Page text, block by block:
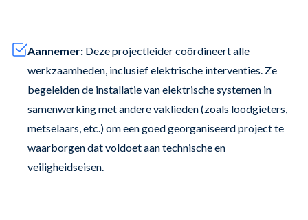
Aannemer: Deze projectleider coördineert alle
werkzaamheden, inclusief elektrische interventies. Ze
begeleiden de installatie van elektrische systemen in
samenwerking met andere vaklieden (zoals loodgieters,
metselaars, etc.) om een goed georganiseerd project te
waarborgen dat voldoet aan technische en
veiligheidseisen.